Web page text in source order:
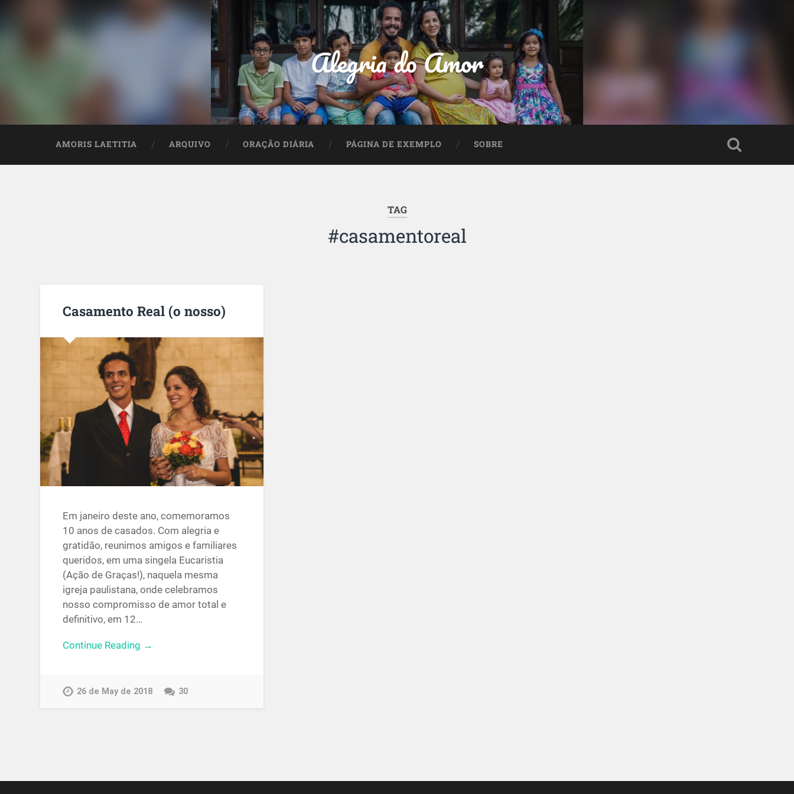
Alegria do Amor
AMORIS LAETITIA ARQUIVO ORAÇÃO DIÁRIA PÁGINA DE EXEMPLO SOBRE
TAG
#casamentoreal
Casamento Real (o nosso)
Em janeiro deste ano, comemoramos
10 anos de casados. Com alegria e
gratidão, reunimos amigos e familiares
queridos, em uma singela Eucaristia
(Ação de Graças!), naquela mesma
igreja paulistana, onde celebramos
nosso compromisso de amor total e
definitivo, em 12…
Continue Reading →
26 de May de 2018 30